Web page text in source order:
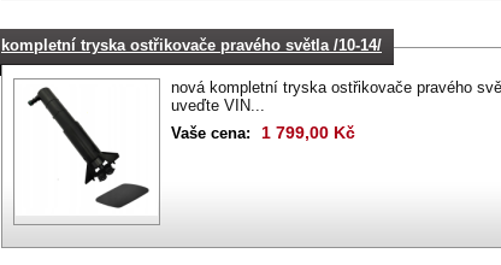
kompletní tryska ostřikovače pravého světla /10-14/
nová kompletní tryska ostřikovače pravého
uveďte VIN...
Vaše cena:
1 799,00 Kč